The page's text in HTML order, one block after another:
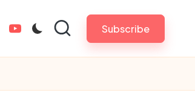
youtube.com Subscribe